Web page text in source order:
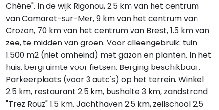
Chêne". In de wijk Rigonou, 2.5 km van het centrum
van Camaret-sur-Mer, 9 km van het centrum van
Crozon, 70 km van het centrum van Brest, 1.5 km van
zee, te midden van groen. Voor alleengebruik: tuin
1.500 m2 (niet omheind) met gazon en planten. In het
huis: bergruimte voor fietsen. Berging beschikbaar.
Parkeerplaats (voor 3 auto's) op het terrein. Winkel
2.5 km, restaurant 2.5 km, bushalte 3 km, zandstrand
"Trez Rouz" 1.5 km. Jachthaven 2.5 km, zeilschool 2.5